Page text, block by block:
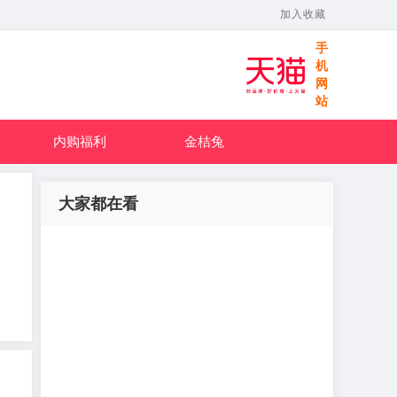
加入收藏
手
机
网
站
内购福利 金桔兔
大家都在看